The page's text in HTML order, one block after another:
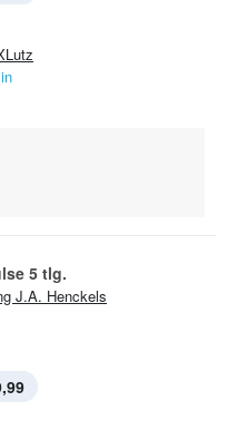
5 tlg.
J.A. Henckels